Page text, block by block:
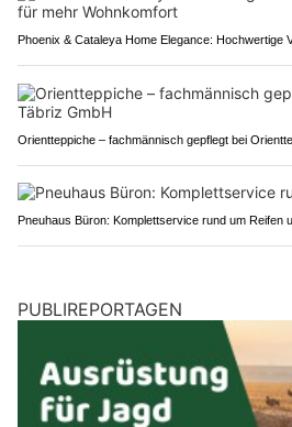
Phoenix & Cataleya Home Elegance: Hochwertige
Orientteppiche – fachmännisch gepflegt bei
Pneuhaus Büron: Komplettservice rund um Reifen
PUBLIREPORTAGEN